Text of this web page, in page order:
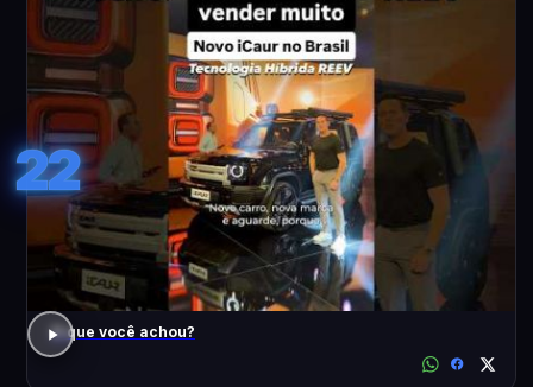
22
O que você achou?